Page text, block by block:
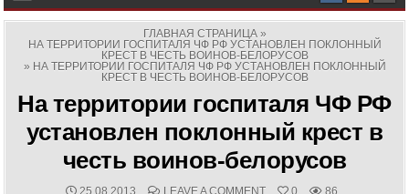
ГЛАВНАЯ СТРАНИЦА»
НА ТЕРРИТОРИИ ГОСПИТАЛЯ ЧФ РФ УСТАНОВЛЕН ПОКЛОННЫЙ
КРЕСТ В ЧЕСТЬ ВОИНОВ-БЕЛОРУСОВ
» НА ТЕРРИТОРИИ ГОСПИТАЛЯ ЧФ РФ УСТАНОВЛЕН ПОКЛОННЫЙ
КРЕСТ В ЧЕСТЬ ВОИНОВ-БЕЛОРУСОВ
На территории госпиталя ЧФ РФ
установлен поклонный крест в
честь воинов-белорусов
PUBLISHED
COMMENTS:
ON